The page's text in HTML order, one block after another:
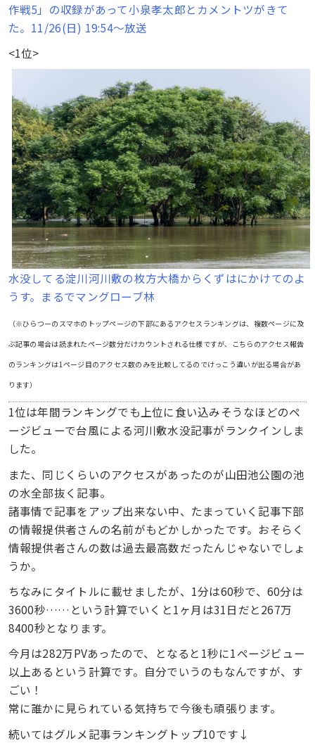
作戦5」の収録があって小泉孝太郎とカメントツがきて
た。11/26(日) 19:54〜放送
<1位>
水没してる淀川河川敷の枚方大橋からくずはにかけてのよ
うす。まるでマングローブ林
（※ひらつーのスマホのトップページの下部にあるアクセスランキングは、複数ページに及
ぶ記事の場合は読まれたページ数分だけカウントされる仕様ですが、こちらのアクセス報告
のランキングは1ページ目のアクセス数のみを比較してるのでけっこう違いが出る場合があ
ります）
1位は年間ランキングでも上位に食い込みそうなほどのペ
ージビューで台風による河川敷水没記事がランクインしま
した。
また、同じくらいのアクセスがあったのが山田池公園の池
の水全部抜く記事。
諸事情で記事をアップ出来ない中、たまっていく記事下部
の情報提供者さんの名前がもどかしかったです。おそらく
情報提供者さんの数は過去最高数だったんじゃないでしょ
うか。
ちなみにタイトルに載せましたが、1分は60秒で、60分は
3600秒……という計算でいくと1ヶ月は31日だと267万
8400秒となります。
今月は282万PVあったので、となると1秒に1ページビュー
以上あるという計算です。自分でいうのもなんですが、す
ごい！
常に誰かに見られている気持ちで今後も頑張ります。
続いてはグルメ記事ランキングトップ10です↓